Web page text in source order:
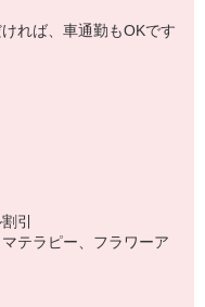
れば、車通勤もOKです
引
テラピー、フラワーア